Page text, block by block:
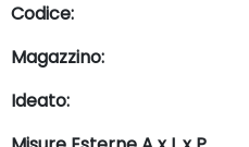
Codice:
Magazzino:
Ideato: